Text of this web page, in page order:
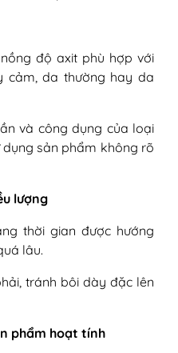
độ axit phù hợp với
cảm, da thường hay da
và công dụng của loại
sản phẩm không rõ
lượng
thời gian được hướng
lâu.
tránh bôi dày đặc lên
phẩm hoạt tính